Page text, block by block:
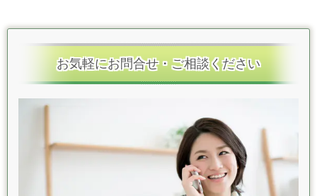
お気軽にお問合せ・ご相談ください